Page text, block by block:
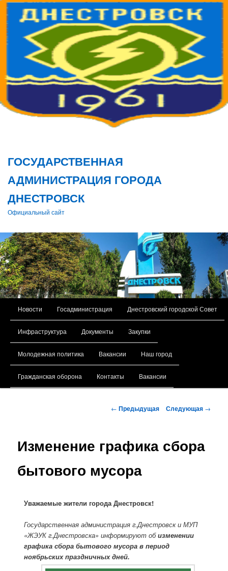
ГОСУДАРСТВЕННАЯ
АДМИНИСТРАЦИЯ ГОРОДА
ДНЕСТРОВСК
Официальный сайт
Перейти к основному содержимому
Новости Госадминистрация Днестровский городской Совет
Инфраструктура Документы Закупки
Молодежная политика Вакансии Наш город
Гражданская оборона Контакты Вакансии
Навигация по записям
← Предыдущая Следующая →
Изменение графика сбора
бытового мусора
Уважаемые жители города Днестровск!
Государственная администрация г.Днестровск и МУП
«ЖЭУК г.Днестровска» информируют обизменении
графика сбора бытового мусора в период
ноябрьских праздничных дней.